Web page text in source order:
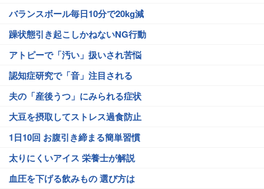
バランスボール毎日10分で20kg減
躁状態引き起こしかねないNG行動
アトピーで「汚い」扱いされ苦悩
認知症研究で「音」注目される
夫の「産後うつ」にみられる症状
大豆を摂取してストレス過食防止
1日10回 お腹引き締まる簡単習慣
太りにくいアイス 栄養士が解説
血圧を下げる飲みもの 選び方は